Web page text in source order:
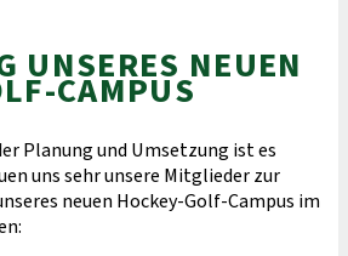
UNSERES NEUEN
CAMPUS
Planung und Umsetzung ist es
uns sehr unsere Mitglieder zur
neuen Hockey-Golf-​Campus im